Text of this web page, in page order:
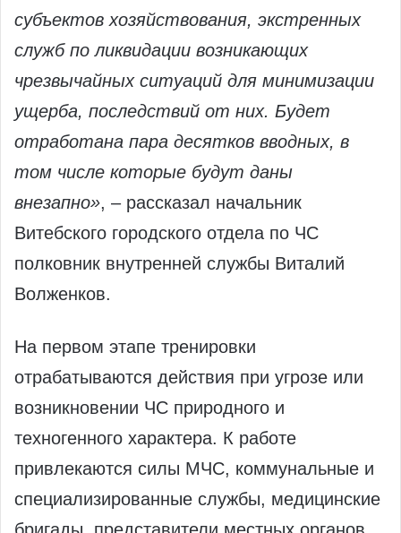
субъектов хозяйствования, экстренных
служб по ликвидации возникающих
чрезвычайных ситуаций для минимизации
ущерба, последствий от них. Будет
отработана пара десятков вводных, в
том числе которые будут даны
внезапно», – рассказал начальник
Витебского городского отдела по ЧС
полковник внутренней службы Виталий
Волженков.
На первом этапе тренировки
отрабатываются действия при угрозе или
возникновении ЧС природного и
техногенного характера. К работе
привлекаются силы МЧС, коммунальные и
специализированные службы, медицинские
бригады, представители местных органов